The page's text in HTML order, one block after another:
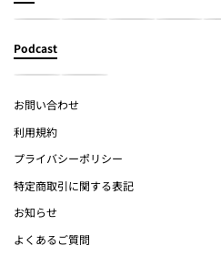
Podcast
お問い合わせ
利用規約
プライバシーポリシー
特定商取引に関する表記
お知らせ
よくあるご質問